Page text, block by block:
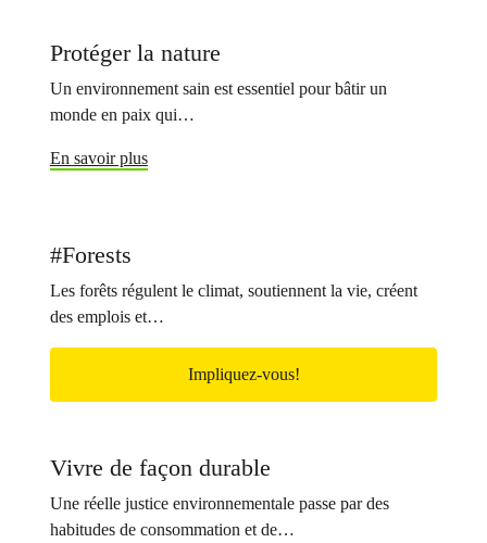
Protéger la nature
Un environnement sain est essentiel pour bâtir un
monde en paix qui…
En savoir plus
#Forests
Les forêts régulent le climat, soutiennent la vie, créent
des emplois et…
Impliquez-vous!
Vivre de façon durable
Une réelle justice environnementale passe par des
habitudes de consommation et de…